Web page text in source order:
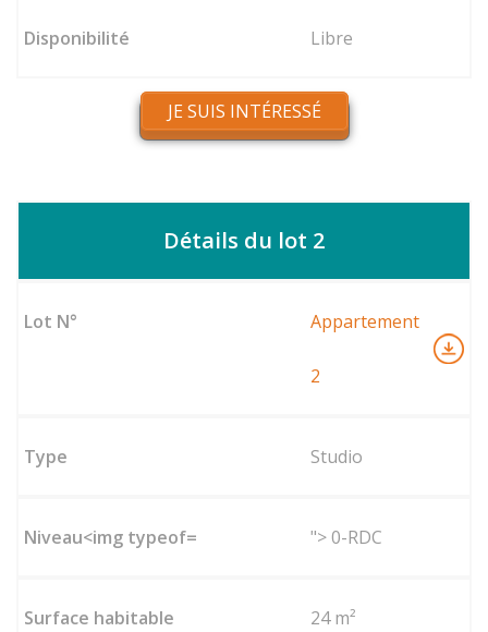
Libre
JE SUIS INTÉRESSÉ
Détails du lot 2
Appartement
2
Studio
"> 0-RDC
24 m²